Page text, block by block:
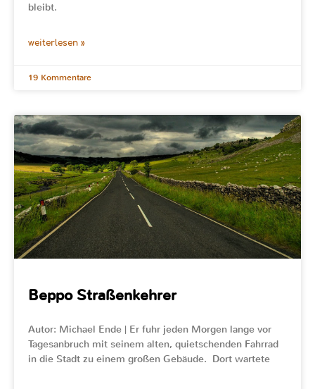
bleibt.
weiterlesen »
19 Kommentare
Beppo Straßenkehrer
Autor: Michael Ende | Er fuhr jeden Morgen lange vor
Tagesanbruch mit seinem alten, quietschenden Fahrrad
in die Stadt zu einem großen Gebäude. Dort wartete